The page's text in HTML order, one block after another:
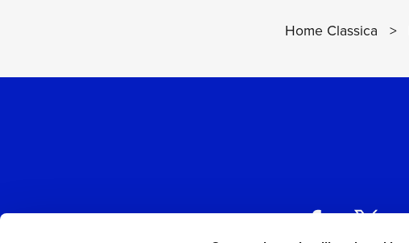
Home Classica >